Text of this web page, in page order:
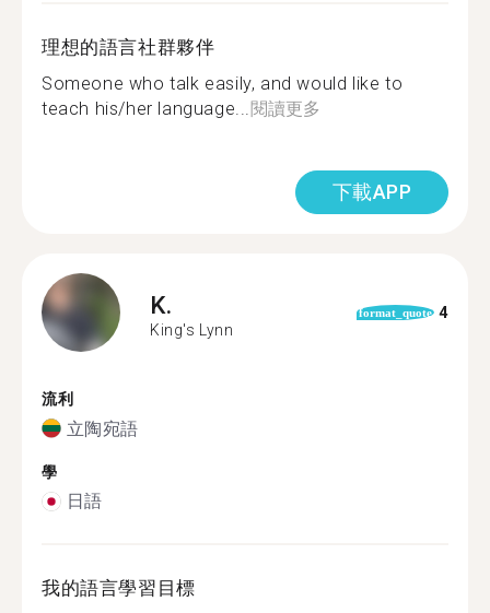
理想的語言社群夥伴
Someone who talk easily, and would like to
teach his/her language...閱讀更多
下載APP
K.
King's Lynn
format_quote 4
流利
立陶宛語
學
日語
我的語言學習目標